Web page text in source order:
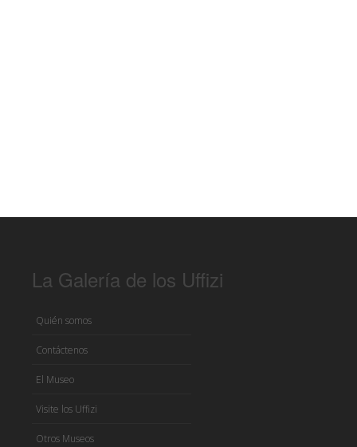
La Galería de los Uffizi
Quién somos
Contáctenos
El Museo
Visite los Uffizi
Otros Museos